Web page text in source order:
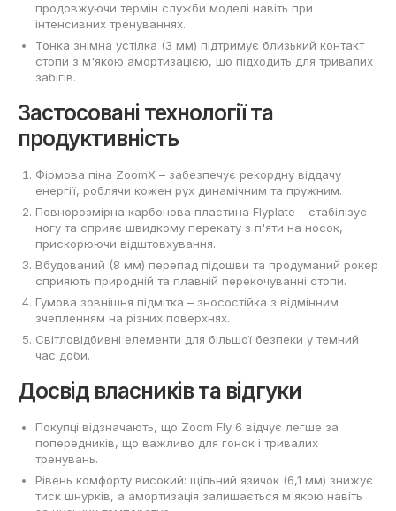
продовжуючи термін служби моделі навіть при
інтенсивних тренуваннях.
Тонка знімна устілка (3 мм) підтримує близький контакт
стопи з м'якою амортизацією, що підходить для тривалих
забігів.
Застосовані технології та
продуктивність
Фірмова піна ZoomX – забезпечує рекордну віддачу
енергії, роблячи кожен рух динамічним та пружним.
Повнорозмірна карбонова пластина Flyplate – стабілізує
ногу та сприяє швидкому перекату з п'яти на носок,
прискорюючи відштовхування.
Вбудований (8 мм) перепад підошви та продуманий рокер
сприяють природній та плавній перекочуванні стопи.
Гумова зовнішня підмітка – зносостійка з відмінним
зчепленням на різних поверхнях.
Світловідбивні елементи для більшої безпеки у темний
час доби.
Досвід власників та відгуки
Покупці відзначають, що Zoom Fly 6 відчує легше за
попередників, що важливо для гонок і тривалих
тренувань.
Рівень комфорту високий: щільний язичок (6,1 мм) знижує
тиск шнурків, а амортизація залишається м'якою навіть